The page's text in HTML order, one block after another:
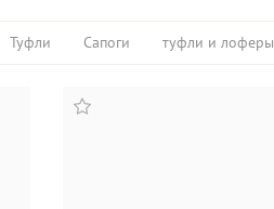
Туфли Сапоги туфли и лоферы